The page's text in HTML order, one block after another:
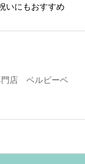
いにもおすすめ
門店 ベルビーベ